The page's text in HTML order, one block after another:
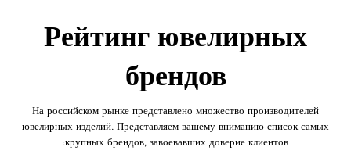
Рейтинг ювелирных
брендов
На российском рынке представлено множество производителей
ювелирных изделий. Представляем вашему вниманию список самых
крупных брендов, завоевавших доверие клиентов: